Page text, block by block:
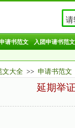
请书范文 入团申请书范文
文大全 >> 申请书范文
延期举